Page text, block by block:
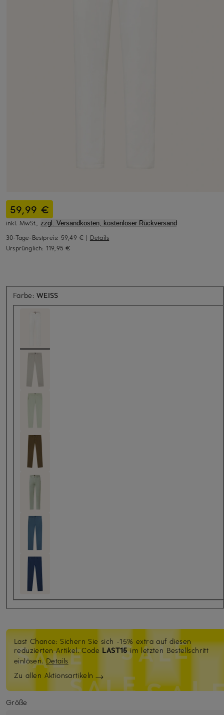
59,99 €
inkl. MwSt., zzgl. Versandkosten, kostenloser Rückversand
30-Tage-Bestpreis: 59,49 € | Details
Ursprünglich: 119,95 €
Farbe:WEISS
Last Chance: Sichern Sie sich -15% extra auf diesen
reduzierten Artikel. Code LAST15im letzten Bestellschritt
einlösen.Details
Zu allen Aktionsartikeln
Größe